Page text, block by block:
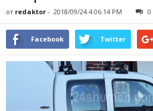
от redaktor - 2018/09/24 4:06:14 PM 0
Facebook Twitter